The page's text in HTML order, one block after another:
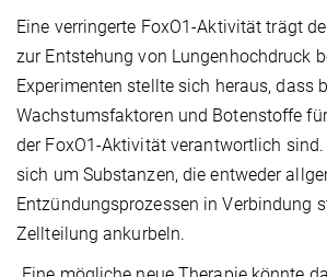
Eine verringerte FoxO1-Aktivität trägt
zur Entstehung von Lungenhochdruck
Experimenten stellte sich heraus, dass
Wachstumsfaktoren und Botenstoffe
der FoxO1-Aktivität verantwortlich
sich um Substanzen, die entweder
Entzündungsprozessen in Verbindung
Zellteilung ankurbeln.